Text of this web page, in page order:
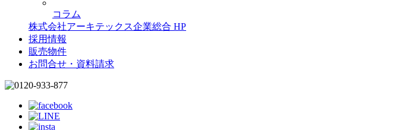
コラム
株式会社アーキテックス企業総合 HP
採用情報
販売物件
お問合せ・資料請求